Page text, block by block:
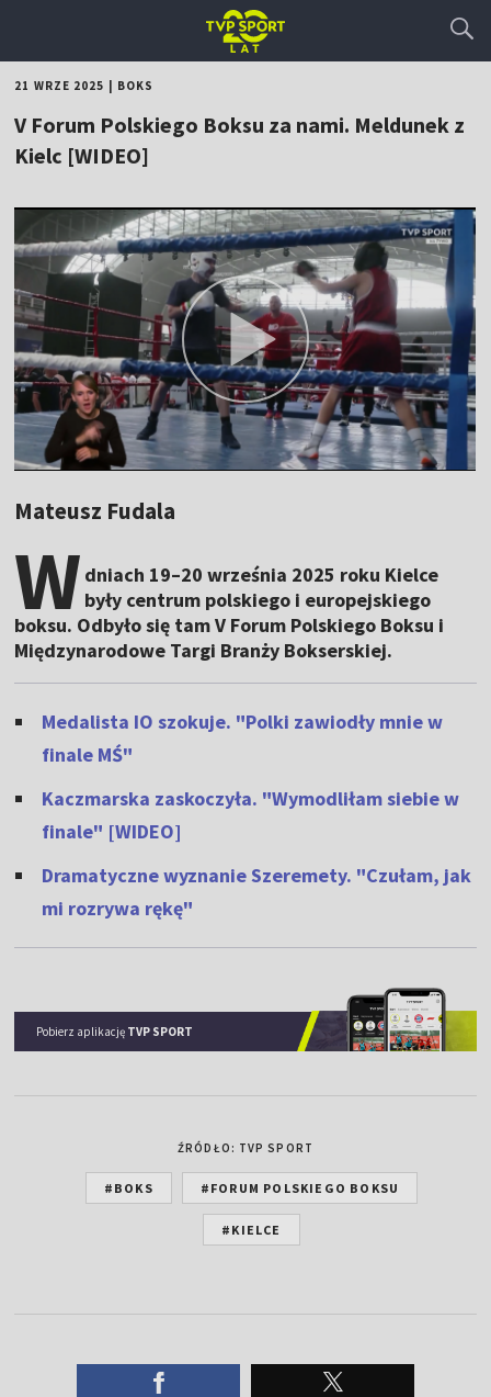
21 WRZE 2025 BOKS
V Forum Polskiego Boksu za nami. Meldunek z
Kielc [WIDEO]
Mateusz Fudala
W dniach 19–20 września 2025 roku Kielce
były centrum polskiego i europejskiego
boksu. Odbyło się tam V Forum Polskiego Boksu i
Międzynarodowe Targi Branży Bokserskiej.
Medalista IO szokuje. "Polki zawiodły mnie w
finale MŚ"
Kaczmarska zaskoczyła. "Wymodliłam siebie w
finale" [WIDEO]
Dramatyczne wyznanie Szeremety. "Czułam, jak
mi rozrywa rękę"
Pobierz aplikację TVP SPORT
ŹRÓDŁO: TVP SPORT
#BOKS #FORUM POLSKIEGO BOKSU
#KIELCE